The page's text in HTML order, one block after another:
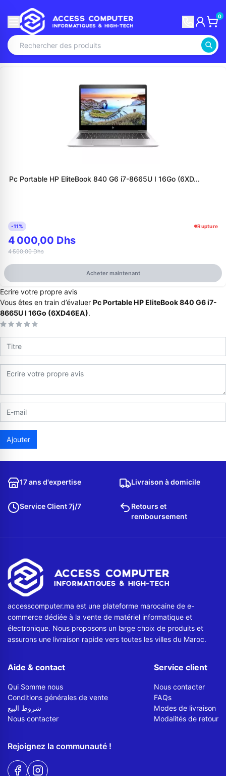
0
Appelez-nous au
06 37 08 07 06
Envoyer un message
Pc Portable HP EliteBook 840 G6 i7-8665U I 16Go (6XD...
-11% Rupture
4 000,00 Dhs
4 500,00 Dhs
Acheter maintenant
Ecrire votre propre avis
Vous êtes en train d’évaluer Pc Portable HP EliteBook 840 G6 i7-
8665U I 16Go (6XD46EA).
Ajouter
17 ans d'expertise Livraison à domicile
Service Client 7j/7
Retours et
remboursement
accesscomputer.ma est une plateforme marocaine de e-
commerce dédiée à la vente de matériel informatique et
électronique. Nous proposons un large choix de produits et
assurons une livraison rapide vers toutes les villes du Maroc.
Aide & contact
Qui Somme nous
Conditions générales de vente
شروط البيع
Nous contacter
Service client
Nous contacter
FAQs
Modes de livraison
Modalités de retour
Rejoignez la communauté !